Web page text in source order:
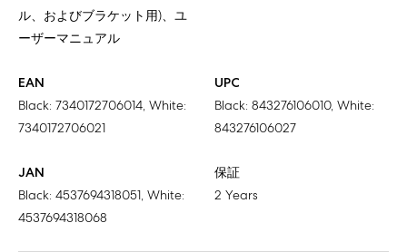
ル、およびブラケット用)、ユ
ーザーマニュアル
EAN
Black: 7340172706014, White:
7340172706021
UPC
Black: 843276106010, White:
843276106027
JAN
Black: 4537694318051, White:
4537694318068
保証
2 Years